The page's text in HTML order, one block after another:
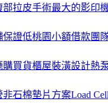
部拉皮手術最大的影印
保證低桃園小額借款團
購買貨櫃屋裝潢設計熱
石棉墊片方案Load